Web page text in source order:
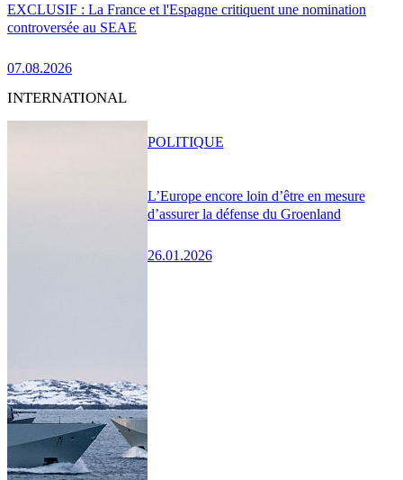
EXCLUSIF : La France et l'Espagne critiquent une nomination
controversée au SEAE
07.08.2026
INTERNATIONAL
L’Europe encore loin d’être en mesure
d’assurer la défense du Groenland
26.01.2026
POLITIQUE